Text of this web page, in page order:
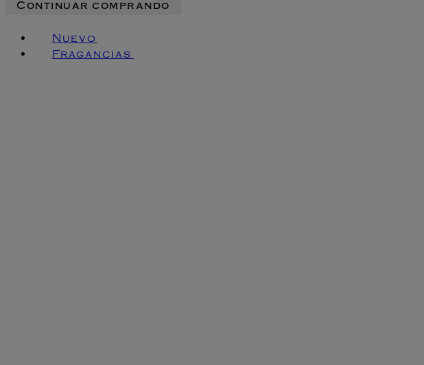
Continuar comprando
Nuevo
Fragancias